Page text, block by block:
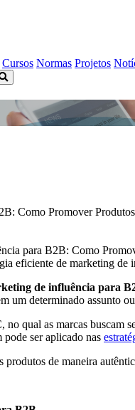
Cursos Normas Projetos
Como Promover
para B2B: Como
eficiente de marketing de
de influência para
um determinado assunto
qual as marcas buscam
ser aplicado nas
produtos de maneira